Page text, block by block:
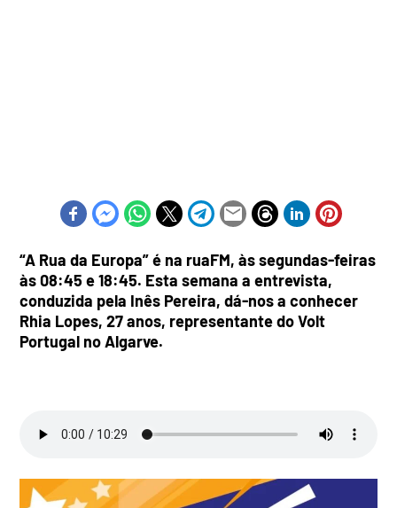
“A Rua da Europa” é na ruaFM, às segundas-feiras
às 08:45 e 18:45. Esta semana a entrevista,
conduzida pela Inês Pereira, dá-nos a conhecer
Rhia Lopes, 27 anos, representante do Volt
Portugal no Algarve.